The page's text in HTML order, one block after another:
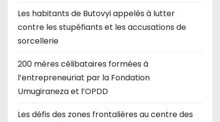
Les habitants de Butovyi appelés à lutter
contre les stupéfiants et les accusations de
sorcellerie
200 mères célibataires formées à
l’entrepreneuriat par la Fondation
Umugiraneza et l’OPDD
Les défis des zones frontalières au centre des